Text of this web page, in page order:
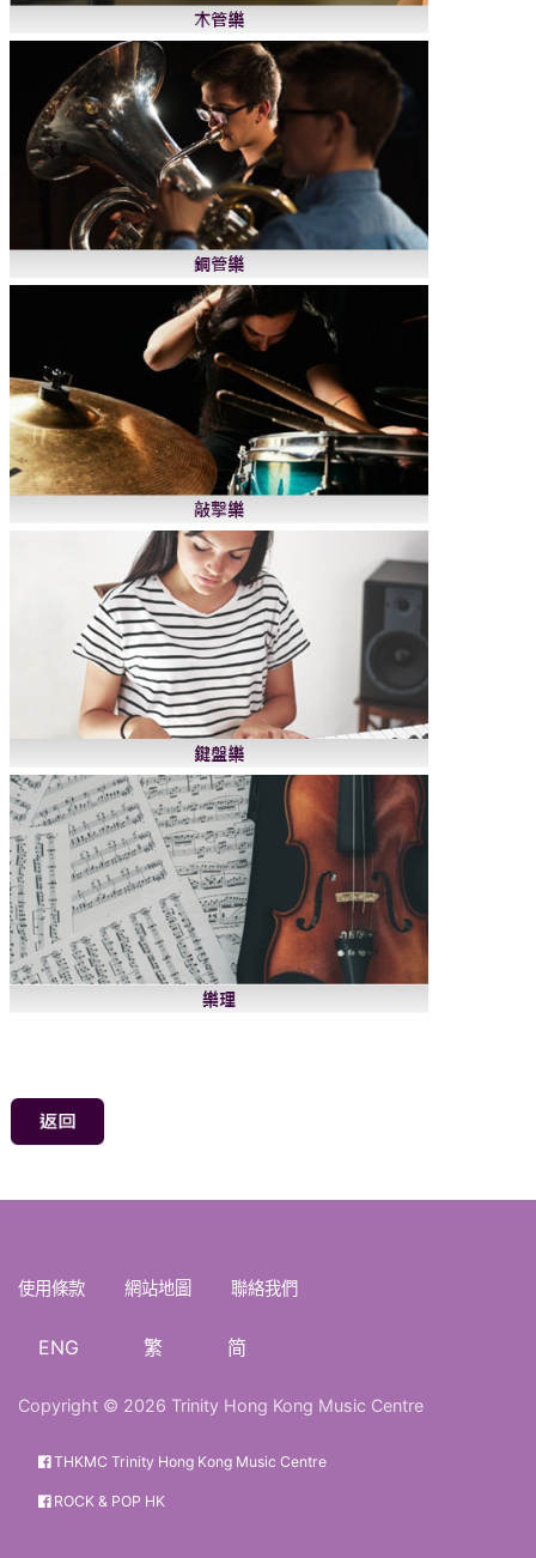
使用條款 網站地圖 聯絡我們
ENG 繁 简
Copyright © 2026 Trinity Hong Kong Music Centre
THKMC Trinity Hong Kong Music Centre
ROCK & POP HK